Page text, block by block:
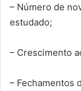
– Número de
estudado;
– Crescimento
– Fechamentos